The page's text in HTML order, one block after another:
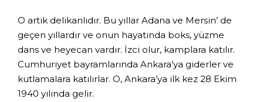
O artık delikanlıdır. Bu yıllar Adana ve Mersin’ de
geçen yıllardır ve onun hayatında boks, yüzme
dans ve heyecan vardır. İzci olur, kamplara katılır.
Cumhuriyet bayramlarında Ankara’ya giderler ve
kutlamalara katılırlar. O, Ankara’ya ilk kez 28 Ekim
1940 yılında gelir.